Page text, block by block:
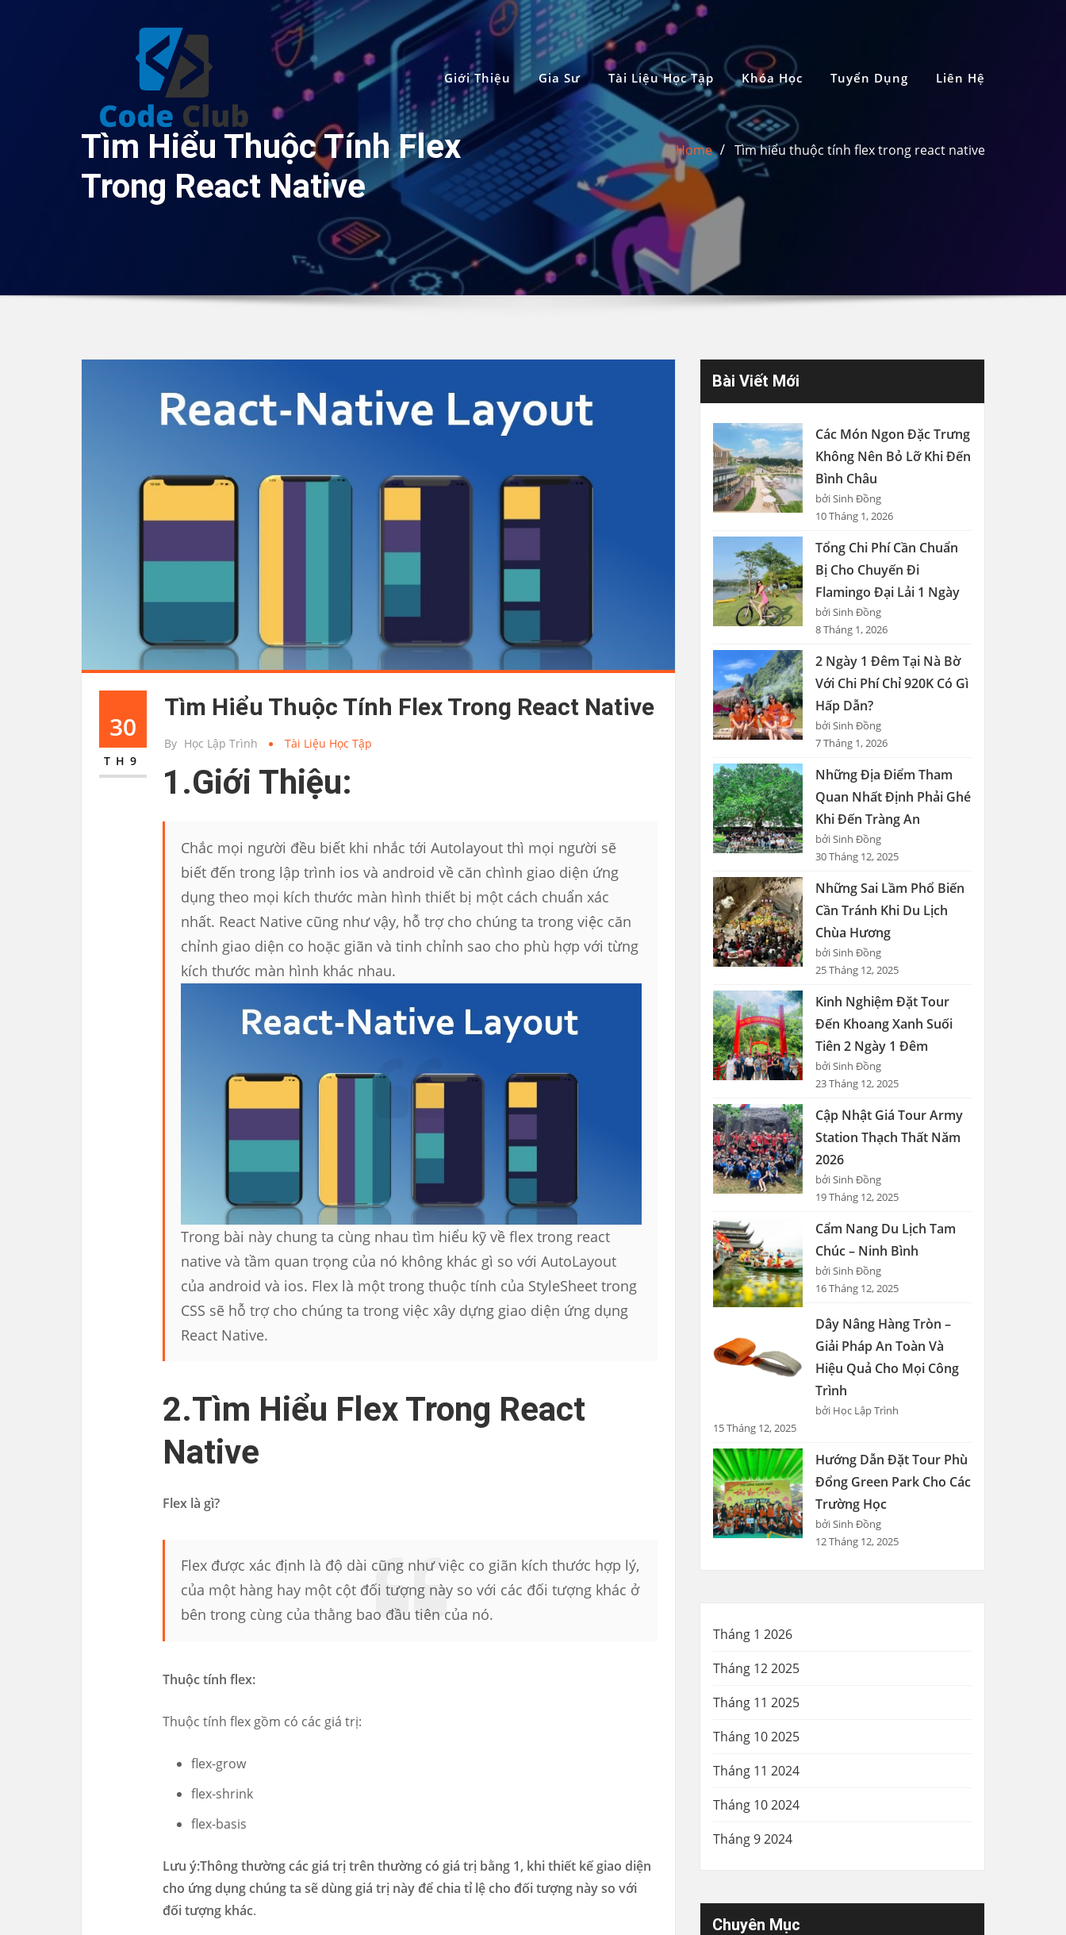
Giới Thiệu Gia Sư Tài Liệu Học Tập Khóa Học Tuyển Dụng Liên Hệ
Tìm Hiểu Thuộc Tính Flex
Trong React Native
Home Tìm hiểu thuộc tính flex trong react native
30
TH9
Tìm Hiểu Thuộc Tính Flex Trong React Native
By Học Lập Trình Tài Liệu Học Tập
1.Giới Thiệu:
Chắc mọi người đều biết khi nhắc tới Autolayout thì mọi người sẽ
biết đến trong lập trình ios và android về căn chình giao diện ứng
dụng theo mọi kích thước màn hình thiết bị một cách chuẩn xác
nhất. React Native cũng như vậy, hỗ trợ cho chúng ta trong việc căn
chỉnh giao diện co hoặc giãn và tinh chỉnh sao cho phù hợp với từng
kích thước màn hình khác nhau.
Trong bài này chung ta cùng nhau tìm hiểu kỹ về flex trong react
native và tầm quan trọng của nó không khác gì so với AutoLayout
của android và ios. Flex là một trong thuộc tính của StyleSheet trong
CSS sẽ hỗ trợ cho chúng ta trong việc xây dựng giao diện ứng dụng
React Native.
2.Tìm Hiểu Flex Trong React
Native
Flex là gì?
Flex được xác định là độ dài cũng như việc co giãn kích thước hợp lý,
của một hàng hay một cột đối tượng này so với các đối tượng khác ở
bên trong cùng của thằng bao đầu tiên của nó.
Thuộc tính flex:
Thuộc tính flex gồm có các giá trị:
flex-grow
flex-shrink
flex-basis
Lưu ý:Thông thường các giá trị trên thường có giá trị bằng 1, khi thiết kế giao diện
cho ứng dụng chúng ta sẽ dùng giá trị này để chia tỉ lệ cho đối tượng này so với
đối tượng khác.
Bài Viết Mới
Các Món Ngon Đặc Trưng
Không Nên Bỏ Lỡ Khi Đến
Bình Châu
bởi Sinh Đồng
10 Tháng 1, 2026
Tổng Chi Phí Cần Chuẩn
Bị Cho Chuyến Đi
Flamingo Đại Lải 1 Ngày
bởi Sinh Đồng
8 Tháng 1, 2026
2 Ngày 1 Đêm Tại Nà Bờ
Với Chi Phí Chỉ 920K Có Gì
Hấp Dẫn?
bởi Sinh Đồng
7 Tháng 1, 2026
Những Địa Điểm Tham
Quan Nhất Định Phải Ghé
Khi Đến Tràng An
bởi Sinh Đồng
30 Tháng 12, 2025
Những Sai Lầm Phổ Biến
Cần Tránh Khi Du Lịch
Chùa Hương
bởi Sinh Đồng
25 Tháng 12, 2025
Kinh Nghiệm Đặt Tour
Đến Khoang Xanh Suối
Tiên 2 Ngày 1 Đêm
bởi Sinh Đồng
23 Tháng 12, 2025
Cập Nhật Giá Tour Army
Station Thạch Thất Năm
2026
bởi Sinh Đồng
19 Tháng 12, 2025
Cẩm Nang Du Lịch Tam
Chúc – Ninh Bình
bởi Sinh Đồng
16 Tháng 12, 2025
Dây Nâng Hàng Tròn –
Giải Pháp An Toàn Và
Hiệu Quả Cho Mọi Công
Trình
bởi Học Lập Trình
15 Tháng 12, 2025
Hướng Dẫn Đặt Tour Phù
Đổng Green Park Cho Các
Trường Học
bởi Sinh Đồng
12 Tháng 12, 2025
Tháng 1 2026
Tháng 12 2025
Tháng 11 2025
Tháng 10 2025
Tháng 11 2024
Tháng 10 2024
Tháng 9 2024
Chuyên Mục